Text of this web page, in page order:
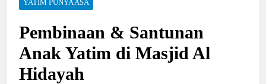
Perkuat Tata Kelola
Zakat, LAZ Al Qoyyim
dan Yayasan At-Taqwa
Nguter Sepakati
2 Minggu Ago
YATIM PUNYA ASA
Pembinaan & Santunan
Anak Yatim di Masjid Al
Hidayah